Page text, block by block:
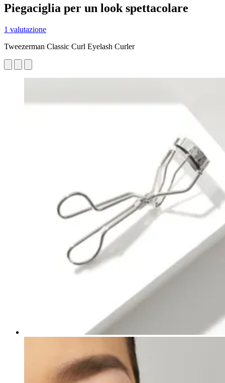
Piegaciglia per un look spettacolare
1 valutazione
Tweezerman Classic Curl Eyelash Curler